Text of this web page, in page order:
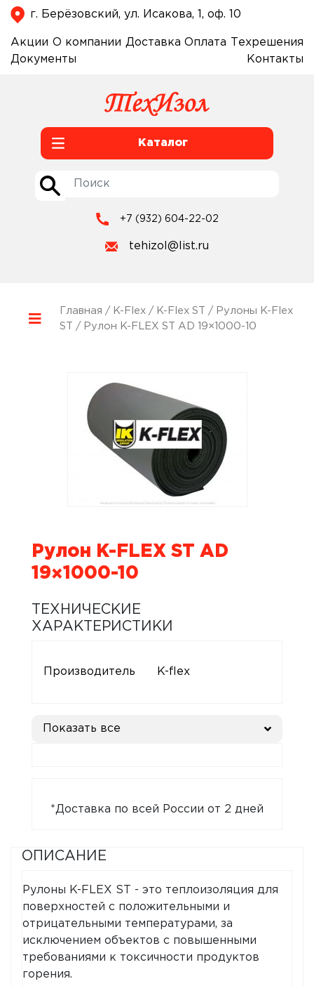
г. Берёзовский, ул. Исакова, 1, оф. 10
Акции О компании Доставка Оплата
Техрешения
Документы
Контакты
Каталог
+7 (932) 604-22-02
tehizol@list.ru
Главная / K-Flex/ K-Flex ST /
Рулоны K-Flex
ST
/ Рулон K-FLEX ST AD 19×1000-10
Рулон K-FLEX ST AD
19×1000-10
ТЕХНИЧЕСКИЕ
ХАРАКТЕРИСТИКИ
Производитель K-flex
Показать все
*Доставка по всей России от 2 дней
ОПИСАНИЕ
Рулоны K-FLEX ST - это теплоизоляция для
поверхностей с положительными и
отрицательными температурами, за
исключением объектов с повышенными
требованиями к токсичности продуктов
горения.